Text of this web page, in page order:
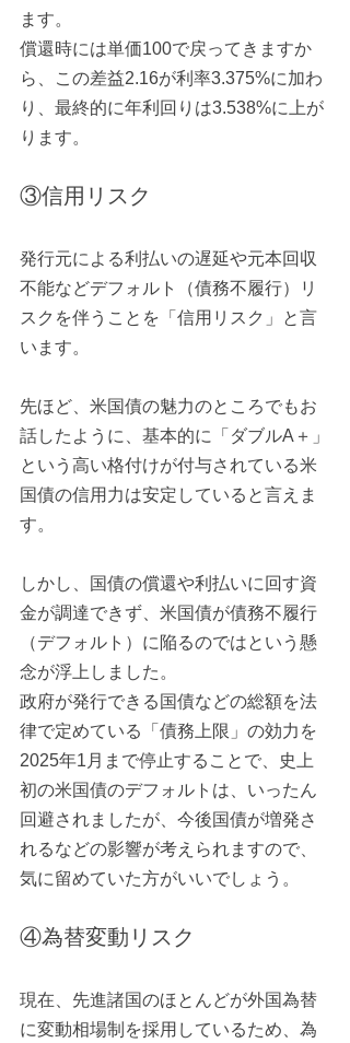
ます。
償還時には単価100で戻ってきますか
ら、この差益2.16が利率3.375%に加わ
り、最終的に年利回りは3.538%に上が
ります。
③信用リスク
発行元による利払いの遅延や元本回収
不能などデフォルト（債務不履行）リ
スクを伴うことを「信用リスク」と言
います。
先ほど、米国債の魅力のところでもお
話したように、基本的に「ダブルA＋」
という高い格付けが付与されている米
国債の信用力は安定していると言えま
す。
しかし、国債の償還や利払いに回す資
金が調達できず、米国債が債務不履行
（デフォルト）に陥るのではという懸
念が浮上しました。
政府が発行できる国債などの総額を法
律で定めている「債務上限」の効力を
2025年1月まで停止することで、史上
初の米国債のデフォルトは、いったん
回避されましたが、今後国債が増発さ
れるなどの影響が考えられますので、
気に留めていた方がいいでしょう。
④為替変動リスク
現在、先進諸国のほとんどが外国為替
に変動相場制を採用しているため、為